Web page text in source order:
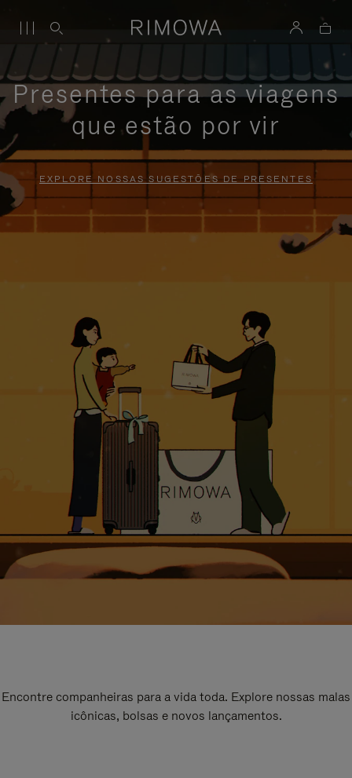
Presentes para as viagens
que estão por vir
EXPLORE NOSSAS SUGESTÕES DE PRESENTES
Encontre companheiras para a vida toda. Explore nossas malas
icônicas, bolsas e novos lançamentos.